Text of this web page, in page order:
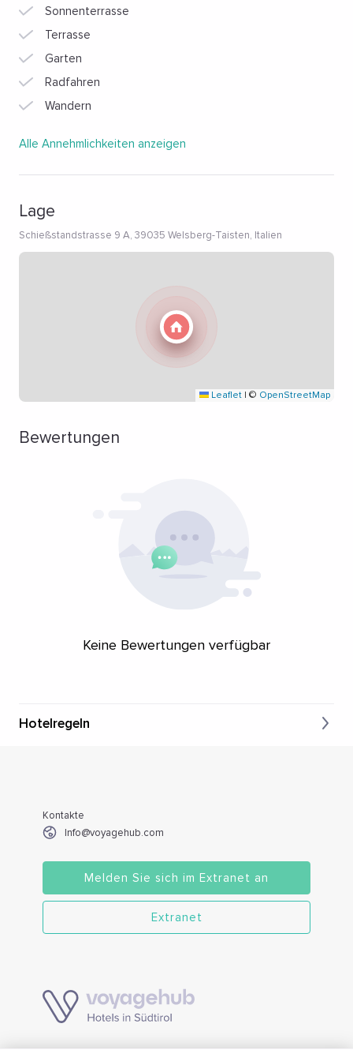
Sonnenterrasse
Terrasse
Garten
Radfahren
Wandern
Alle Annehmlichkeiten anzeigen
Lage
Schießstandstrasse 9 A, 39035 Welsberg-Taisten, Italien
Leaflet | © OpenStreetMap
Bewertungen
Keine Bewertungen verfügbar
Hotelregeln
Kontakte
Info@voyagehub.com
Melden Sie sich im Extranet an
Extranet